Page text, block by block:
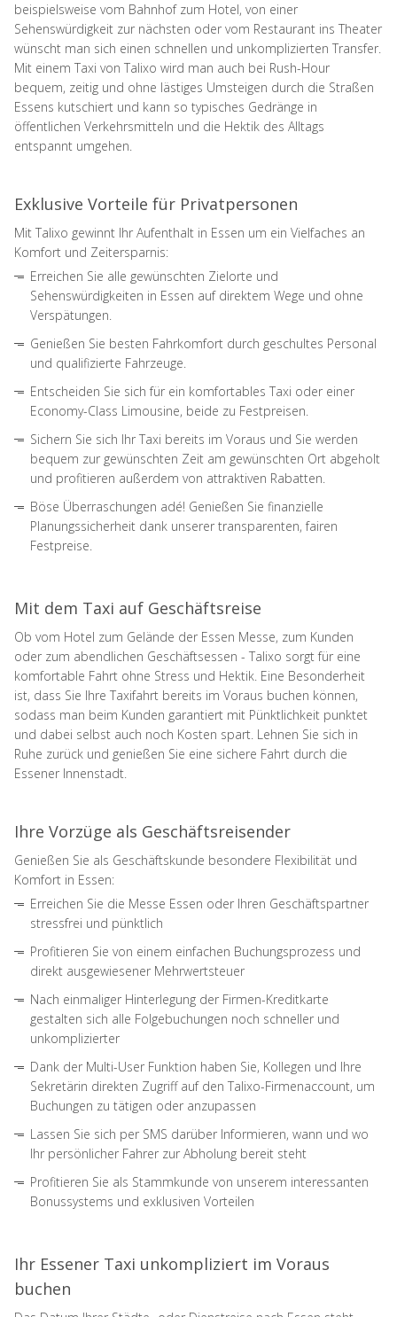
beispielsweise vom Bahnhof zum Hotel, von einer
Sehenswürdigkeit zur nächsten oder vom Restaurant ins Theater
wünscht man sich einen schnellen und unkomplizierten Transfer.
Mit einem Taxi von Talixo wird man auch bei Rush-Hour
bequem, zeitig und ohne lästiges Umsteigen durch die Straßen
Essens kutschiert und kann so typisches Gedränge in
öffentlichen Verkehrsmitteln und die Hektik des Alltags
entspannt umgehen.
Exklusive Vorteile für Privatpersonen
Mit Talixo gewinnt Ihr Aufenthalt in Essen um ein Vielfaches an
Komfort und Zeitersparnis:
Erreichen Sie alle gewünschten Zielorte und
Sehenswürdigkeiten in Essen auf direktem Wege und ohne
Verspätungen.
Genießen Sie besten Fahrkomfort durch geschultes Personal
und qualifizierte Fahrzeuge.
Entscheiden Sie sich für ein komfortables Taxi oder einer
Economy-Class Limousine, beide zu Festpreisen.
Sichern Sie sich Ihr Taxi bereits im Voraus und Sie werden
bequem zur gewünschten Zeit am gewünschten Ort abgeholt
und profitieren außerdem von attraktiven Rabatten.
Böse Überraschungen adé! Genießen Sie finanzielle
Planungssicherheit dank unserer transparenten, fairen
Festpreise.
Mit dem Taxi auf Geschäftsreise
Ob vom Hotel zum Gelände der Essen Messe, zum Kunden
oder zum abendlichen Geschäftsessen - Talixo sorgt für eine
komfortable Fahrt ohne Stress und Hektik. Eine Besonderheit
ist, dass Sie Ihre Taxifahrt bereits im Voraus buchen können,
sodass man beim Kunden garantiert mit Pünktlichkeit punktet
und dabei selbst auch noch Kosten spart. Lehnen Sie sich in
Ruhe zurück und genießen Sie eine sichere Fahrt durch die
Essener Innenstadt.
Ihre Vorzüge als Geschäftsreisender
Genießen Sie als Geschäftskunde besondere Flexibilität und
Komfort in Essen:
Erreichen Sie die Messe Essen oder Ihren Geschäftspartner
stressfrei und pünktlich
Profitieren Sie von einem einfachen Buchungsprozess und
direkt ausgewiesener Mehrwertsteuer
Nach einmaliger Hinterlegung der Firmen-Kreditkarte
gestalten sich alle Folgebuchungen noch schneller und
unkomplizierter
Dank der Multi-User Funktion haben Sie, Kollegen und Ihre
Sekretärin direkten Zugriff auf den Talixo-Firmenaccount, um
Buchungen zu tätigen oder anzupassen
Lassen Sie sich per SMS darüber Informieren, wann und wo
Ihr persönlicher Fahrer zur Abholung bereit steht
Profitieren Sie als Stammkunde von unserem interessanten
Bonussystems und exklusiven Vorteilen
Ihr Essener Taxi unkompliziert im Voraus
buchen